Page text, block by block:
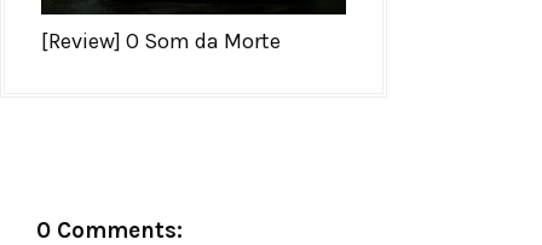
[Review] O Som da Morte
0 Comments: